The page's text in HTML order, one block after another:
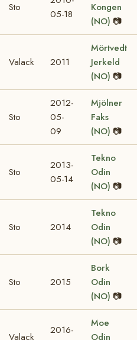
Sto
05-18
Kongen
(NO) 📷
Valack 2011
Mörtvedt
Jerkeld
(NO) 📷
Sto
2012-
05-
09
Mjölner
Faks
(NO) 📷
Sto
2013-
05-14
Tekno
Odin
(NO) 📷
Sto 2014
Tekno
Odin
(NO) 📷
Sto 2015
Bork
Odin
(NO) 📷
Valack
2016-
Moe
Odin